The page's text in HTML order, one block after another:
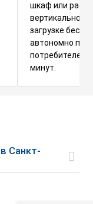
шкаф или
вертикально
загрузке
автономно
потребителей
минут.
Санкт-